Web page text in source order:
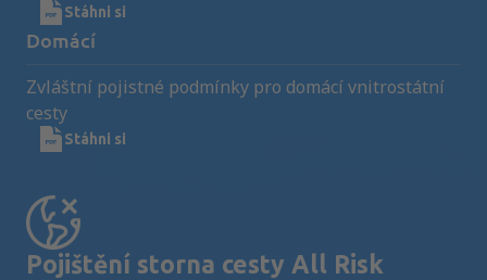
Stáhni si
Domácí
Zvláštní pojistné podmínky pro domácí vnitrostátní
cesty
Stáhni si
Pojištění storna cesty All Risk